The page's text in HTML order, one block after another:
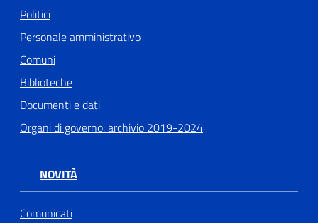
Politici
Personale amministrativo
Comuni
Biblioteche
Documenti e dati
Organi di governo: archivio 2019-2024
NOVITÀ
Comunicati